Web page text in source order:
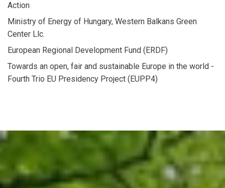
Action
Ministry of Energy of Hungary, Western Balkans Green
Center Llc.
European Regional Development Fund (ERDF)
Towards an open, fair and sustainable Europe in the world -
Fourth Trio EU Presidency Project (EUPP4)